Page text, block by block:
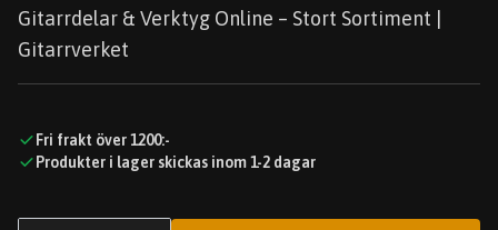
Gitarrdelar & Verktyg Online – Stort Sortiment |
Gitarrverket
Fri frakt över 1200:-
Produkter i lager skickas inom 1-2 dagar